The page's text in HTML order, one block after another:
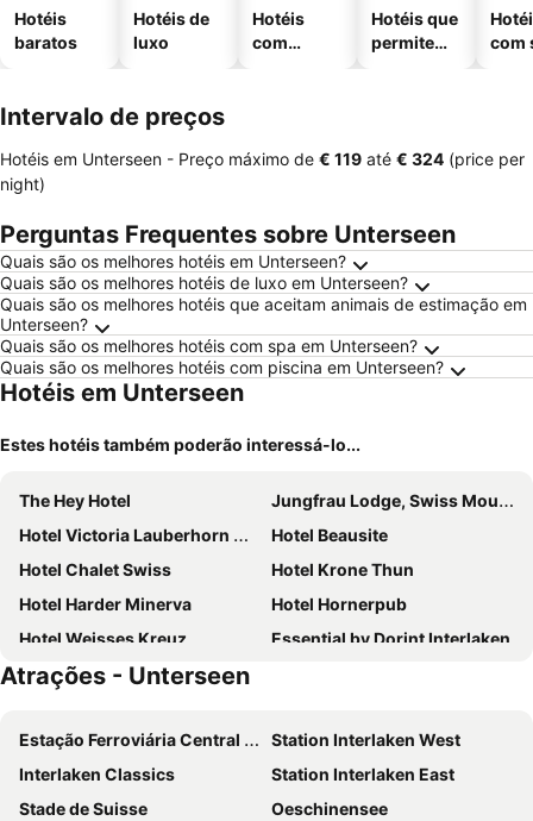
Hotéis
baratos
Hotéis de
luxo
Hotéis
com
Hotéis que
permitem
com
Intervalo de preços
Hotéis em Unterseen - Preço máximo de ‎€ 119 até ‎€ 324 (price per
night)
Perguntas Frequentes sobre Unterseen
Quais são os melhores hotéis em Unterseen?
Quais são os melhores hotéis de luxo em Unterseen?
Quais são os melhores hotéis que aceitam animais de estimação em
Unterseen?
Quais são os melhores hotéis com spa em Unterseen?
Quais são os melhores hotéis com piscina em Unterseen?
Hotéis em Unterseen
Estes hotéis também poderão interessá-lo...
The Hey Hotel
Jungfrau Lodge, Swiss Mountain Hotel
Hotel Victoria Lauberhorn Wengen, a Faern Collection Hotel
Hotel Beausite
Hotel Chalet Swiss
Hotel Krone Thun
Hotel Harder Minerva
Hotel Hornerpub
Hotel Weisses Kreuz
Essential by Dorint Interlaken
Stella Swiss Quality Hotel
Hotel Holiday Thun
Sunstar Hotel Grindelwald
Grindellodge
Hotel Oberland
Hotel Crystal
Jungfrau Hotel
Atrações - Unterseen
Estação Ferroviária Central de Berna
Station Interlaken West
Interlaken Classics
Station Interlaken East
Stade de Suisse
Oeschinensee